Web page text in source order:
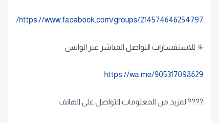
https://www.facebook.com/groups/214574646254797/
✳️ للاستفسارات التواصل المباشر عبر الواتس
https://wa.me/905317098629